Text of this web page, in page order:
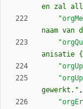
en zal
naam
anisatie
gewerkt." ,